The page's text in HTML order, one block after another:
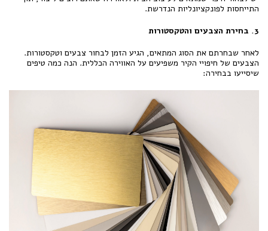
התייחסות לפונקציונליות הנדרשת.
3. בחירת הצבעים והטקסטורות
לאחר שבחרתם את הסוג המתאים, הגיע הזמן לבחור צבעים וטקסטורות.
הצבעים של חיפויי הקיר משפיעים על האווירה הכללית. הנה כמה טיפים
שיסייעו בבחירה: